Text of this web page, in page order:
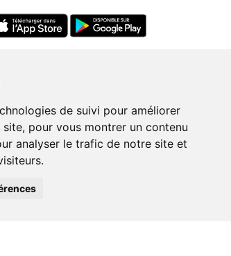
de suivi pour améliorer
pour vous montrer un contenu
analyser le trafic de notre site et